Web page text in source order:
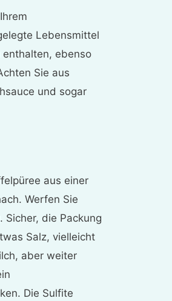
Lebensmittel
enthalten, ebenso
Sie aus
und sogar
aus einer
Werfen Sie
die Packung
Salz, vielleicht
aber weiter
Die Sulfite